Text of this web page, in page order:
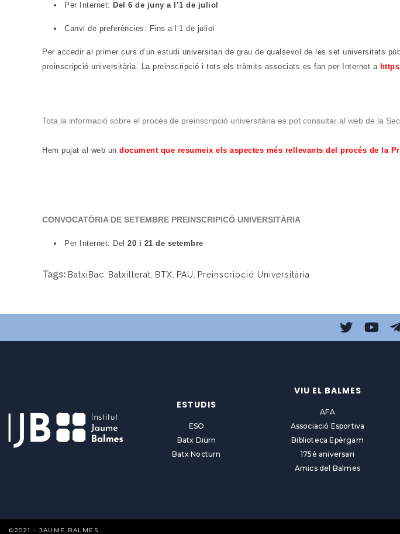
Per Internet: Del 6 de juny a l’1 de juliol
Canvi de preferències: Fins a l’1 de juliol
Per accedir al primer curs d’un estudi universitari de grau de qualsevol de les set universitats
preinscripció universitària. La preinscripció i tots els tràmits associats es fan per Internet a
Tota la informació sobre el procés de preinscripció universitària es pot consultar al web de la
Hem pujat al web un document que resumeix els aspectes més rellevants del procés de la
CONVOCATÒRIA DE SETEMBRE PREINSCRIPICÓ UNIVERSITÀRIA
Per Internet: Del 20 i 21 de setembre
Tags: BatxiBac Batxillerat BTX PAU Preinscripció Universitària
ESTUDIS
ESO
Batx Diürn
Batx Nocturn
VIU EL BALMES
AFA
Associació Esportiva
Biblioteca Epèrgam
175è aniversari
Amics del Balmes
©2021 - JAUME BALMES